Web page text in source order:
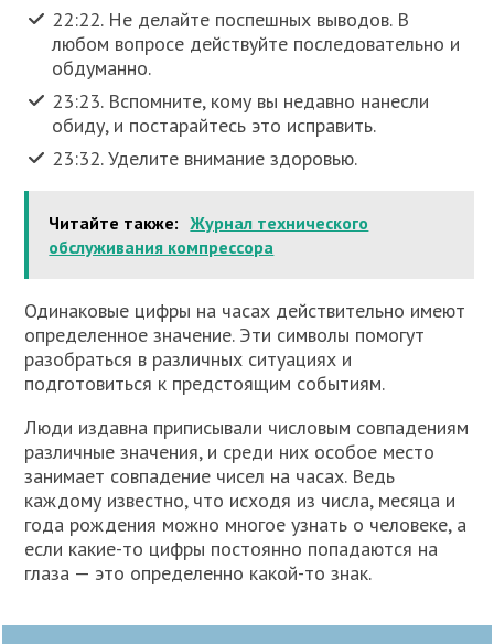
22:22. Не делайте поспешных выводов. В
любом вопросе действуйте последовательно и
обдуманно.
23:23. Вспомните, кому вы недавно нанесли
обиду, и постарайтесь это исправить.
23:32. Уделите внимание здоровью.
Читайте также: Журнал технического
обслуживания компрессора
Одинаковые цифры на часах действительно имеют
определенное значение. Эти символы помогут
разобраться в различных ситуациях и
подготовиться к предстоящим событиям.
Люди издавна приписывали числовым совпадениям
различные значения, и среди них особое место
занимает совпадение чисел на часах. Ведь
каждому известно, что исходя из числа, месяца и
года рождения можно многое узнать о человеке, а
если какие-то цифры постоянно попадаются на
глаза — это определенно какой-то знак.